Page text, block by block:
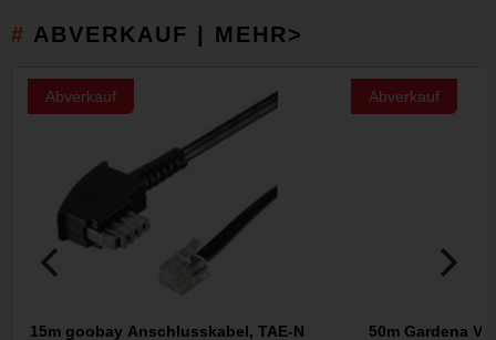
ABVERKAUF | MEHR>
Abverkauf
15m goobay Anschlusskabel, TAE-N
Abverkauf
50m Gardena